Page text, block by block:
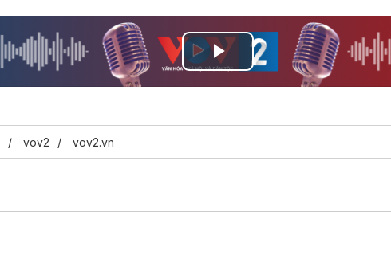
Play
vov2 vov2.vn